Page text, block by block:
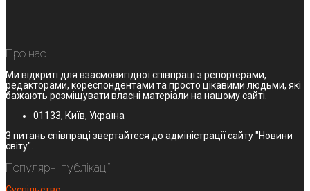
Про нас
Ми відкриті для взаємовигідної співпраці з репортерами,
редакторами, кореспондентами та просто цікавими людьми, які
бажають розміщувати власні матеріали на нашому сайті.
01133, Київ, Україна
З питань співпраці звертайтеся до адміністрації сайту "Новини
світу".
Популярні публікації